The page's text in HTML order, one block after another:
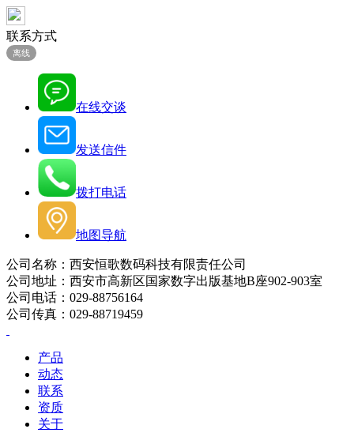
联系方式
离线
在线交谈
发送信件
拨打电话
地图导航
公司名称：西安恒歌数码科技有限责任公司
公司地址：西安市高新区国家数字出版基地B座902-903室
公司电话：029-88756164
公司传真：029-88719459
产品
动态
联系
资质
关于